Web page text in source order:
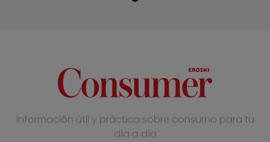
Información útil y práctica sobre consumo para tu
día a día